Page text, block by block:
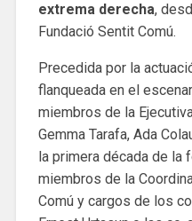
extrema derecha,
Fundació Sentit Comú.
Precedida por la
flanqueada en el
miembros de la
Gemma Tarafa, Ada
la primera década de la
miembros de la
Comú y cargos de los